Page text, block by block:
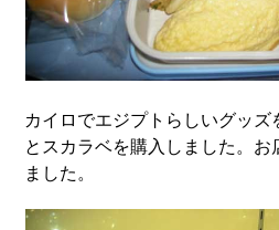
カイロでエジプトらしいグッ
とスカラベを購入しました。
ました。